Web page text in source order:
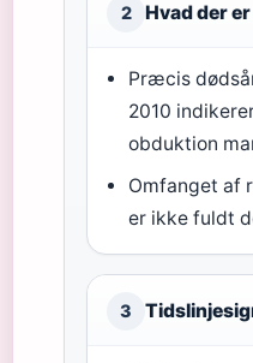
2 Hvad der
Præcis
2010
obduktion
Omfanget af
er ikke fuldt
3